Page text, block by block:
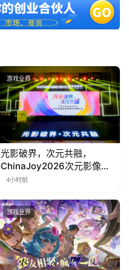
游戏业界
光影破界，次元共融，
ChinaJoy2026次元影像生
态标准化发展大会盛大召开
4小时前
游戏业界